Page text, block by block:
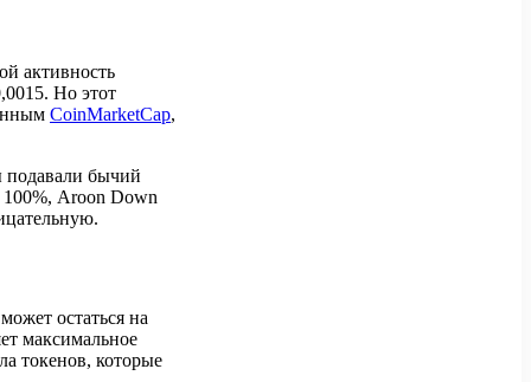
активность
Но этот
CoinMarketCap,
подавали бычий
Aroon Down
остаться на
максимальное
токенов, которые